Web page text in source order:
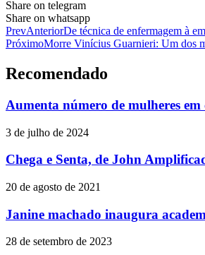
Share on telegram
Share on whatsapp
PrevAnteriorDe técnica de enfermagem à
PróximoMorre Vinícius Guarnieri: Um dos
Recomendado
Aumenta número de mulheres
3 de julho de 2024
Chega e Senta, de John
20 de agosto de 2021
Janine machado inaugura
28 de setembro de 2023